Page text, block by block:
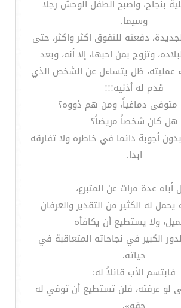
بنجاح، واصبح الطفل الوحش رجلا
وسيما.
دفعته للتفوق اكثر واكثر، حتى
وتزوج بمن احبها، إلا أنه، وبعد
عمليته، ظل يتساءل عن الشخص الذي
قدم له أذنيه!!!
دماغياً، ومن هم ذووه؟
هل كان شخصاً مريضاً؟
أجوبة دائما في خاطره ولا تفارقه
ابدا.
أباه عدة مرات عن المتبرع،
له الكثير من التقدير والعرفان
ولا يستطيع أن يكافأه
الكبير في نجاحاته المتعاقبة في
حياته.
فابتسم الأب قائلاً له:
عرفته، فلن تستطيع أن توفي له